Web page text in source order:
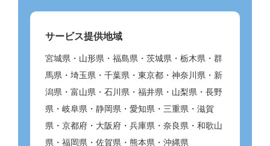
サービス提供地域
宮城県・山形県・福島県・茨城県・栃木県・群
馬県・埼玉県・千葉県・東京都・神奈川県・新
潟県・富山県・石川県・福井県・山梨県・長野
県・岐阜県・静岡県・愛知県・三重県・滋賀
県・京都府・大阪府・兵庫県・奈良県・和歌山
県・福岡県・佐賀県・熊本県・沖縄県